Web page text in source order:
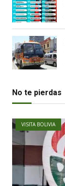
No te pierdas
VISITA BOLIVIA